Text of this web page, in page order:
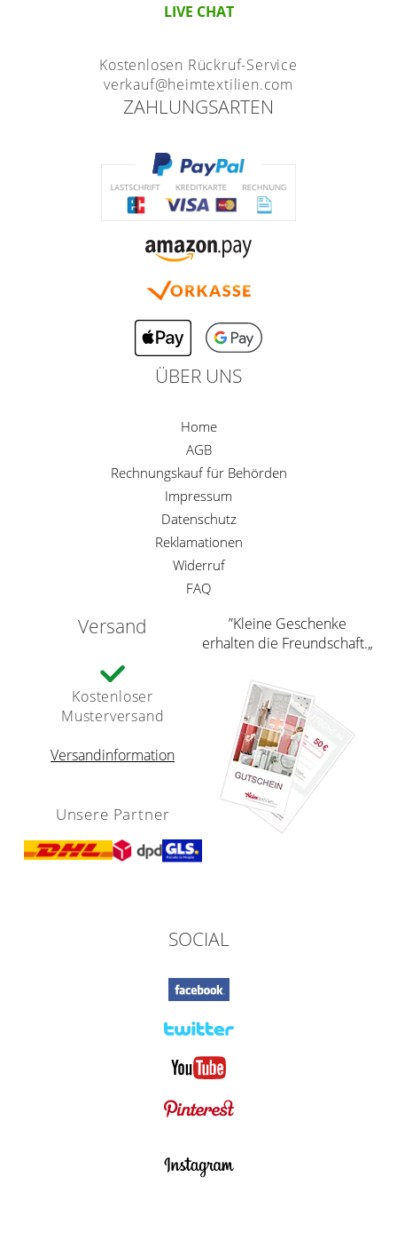
LIVE CHAT
Kostenlosen Rückruf-Service
verkauf@heimtextilien.com
ZAHLUNGSARTEN
ÜBER UNS
Home
AGB
Rechnungskauf für Behörden
Impressum
Datenschutz
Reklamationen
Widerruf
FAQ
Versand
Kostenloser
Musterversand
Versandinformation
Unsere Partner
”Kleine Geschenke
erhalten die Freundschaft.„
SOCIAL